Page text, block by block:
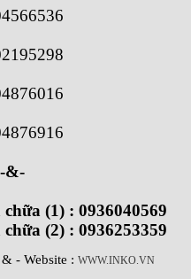
&-
(1) : 0936040569
(2) : 0936253359
- Website : WWW.INKO.VN